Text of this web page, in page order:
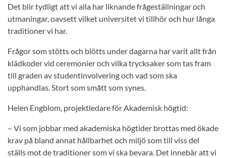
Det blir tydligt att vi alla har liknande frågeställningar och
utmaningar, oavsett vilket universitet vi tillhör och hur långa
traditioner vi har.
Frågor som stötts och blötts under dagarna har varit allt från
klädkoder vid ceremonier och vilka trycksaker som tas fram
till graden av studentinvolvering och vad som ska
upphandlas. Stort som smått som synes.
Helen Engblom, projektledare för Akademisk högtid:
– Vi som jobbar med akademiska högtider brottas med ökade
krav på bland annat hållbarhet och miljö som till viss del
ställs mot de traditioner som vi ska bevara. Det innebär att vi